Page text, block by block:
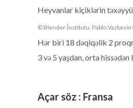
Heyvanlar kiçiklərin
© Blender İnstitutu. Pablo
Hər biri 18 dəqiqəlik 2
3 və 5 yaşdan, orta
Açar söz : Fransa